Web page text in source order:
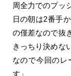
周全力でのプッ
日の朝は2番手
の僅差なので抜
きっちり決めな
なので今回のレ
す」